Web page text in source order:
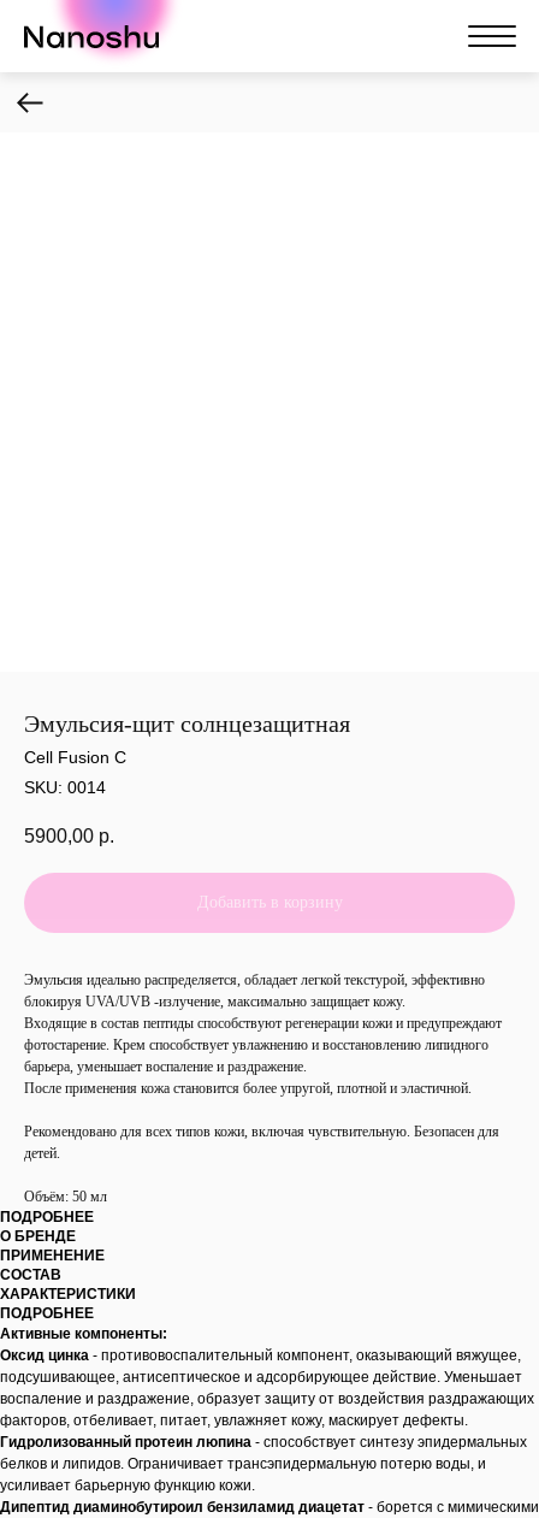
Nanoshu
Эмульсия-щит солнцезащитная
Cell Fusion C
SKU: 0014
5900,00 р.
Добавить в корзину
Эмульсия идеально распределяется, обладает легкой текстурой, эффективно
блокируя UVA/UVB -излучение, максимально защищает кожу.
Входящие в состав пептиды способствуют регенерации кожи и предупреждают
фотостарение. Крем способствует увлажнению и восстановлению липидного
барьера, уменьшает воспаление и раздражение.
После применения кожа становится более упругой, плотной и эластичной.
Рекомендовано для всех типов кожи, включая чувствительную. Безопасен для
детей.
Объём: 50 мл
ПОДРОБНЕЕ
О БРЕНДЕ
ПРИМЕНЕНИЕ
СОСТАВ
ХАРАКТЕРИСТИКИ
ПОДРОБНЕЕ
Активные компоненты:
Оксид цинка - противовоспалительный компонент, оказывающий вяжущее,
подсушивающее, антисептическое и адсорбирующее действие. Уменьшает
воспаление и раздражение, образует защиту от воздействия раздражающих
факторов, отбеливает, питает, увлажняет кожу, маскирует дефекты.
Гидролизованный протеин люпина - способствует синтезу эпидермальных
белков и липидов. Ограничивает трансэпидермальную потерю воды, и
усиливает барьерную функцию кожи.
Дипептид диаминобутироил бензиламид диацетат - борется с мимическими